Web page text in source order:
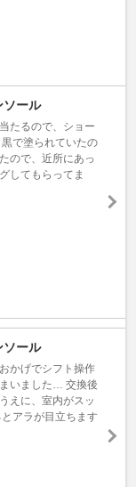
ソール
たるので、ショー
で塗られていたの
ので、近所にあっ
してもらってま
ソール
かげでシフト操作
いました… 交換後
えに、室内がスッ
アラが目立ちます